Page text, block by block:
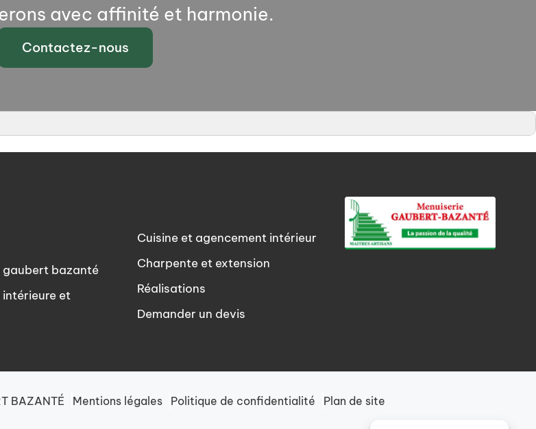
avec affinité et harmonie.
Contactez-nous
gaubert bazanté
intérieure et
Cuisine et agencement intérieur
Charpente et extension
Réalisations
Demander un devis
BAZANTÉ Mentions légales Politique de confidentialité Plan de site